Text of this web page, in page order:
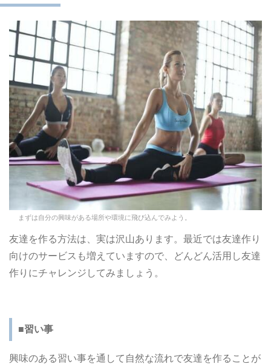
まずは自分の興味がある場所や環境に飛び込んでみよう。
友達を作る方法は、実は沢山あります。最近では友達作り
向けのサービスも増えていますので、どんどん活用し友達
作りにチャレンジしてみましょう。
■習い事
興味のある習い事を通して自然な流れで友達を作ることが